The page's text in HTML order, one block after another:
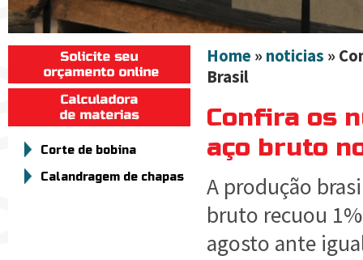
Corte de bobina
Calandragem de chapas
Home » noticias »
Brasil
Confira os
aço bruto
A produção
bruto recuou
agosto ante